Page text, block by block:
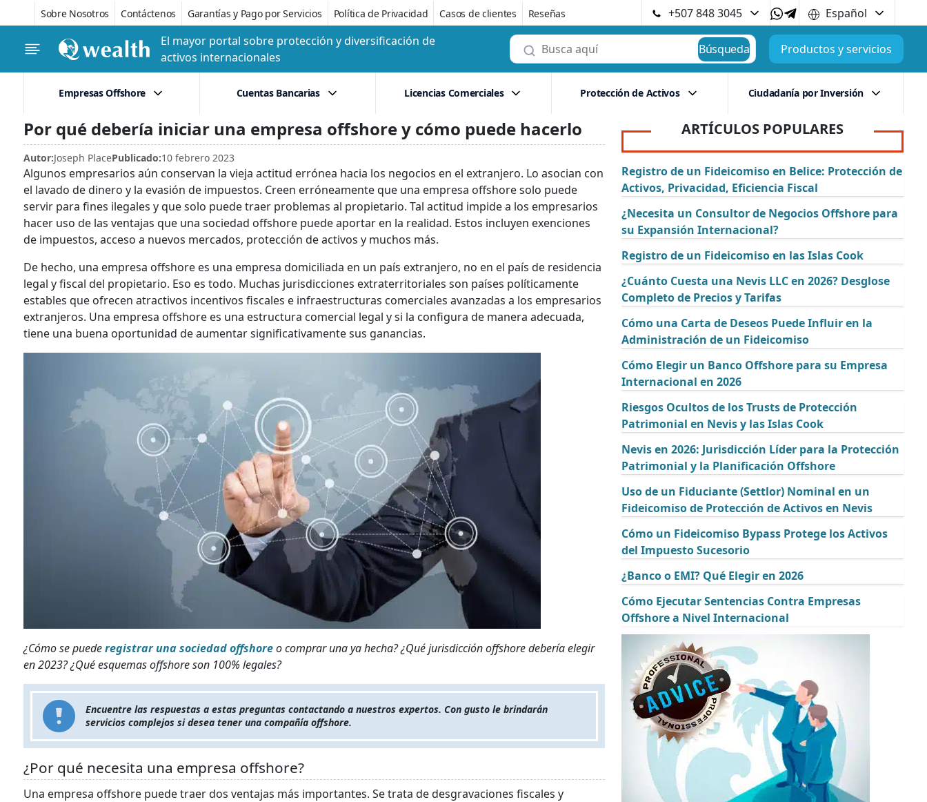
Sobre Nosotros Contáctenos Garantías y Pago por Servicios Política de Privacidad Casos de clientes Reseñas +507 848 3045
Español
El mayor portal sobre protección y diversificación de
activos internacionales
Búsqueda Productos y servicios
Empresas Offshore Cuentas Bancarias Licencias Comerciales Protección de Activos Ciudadanía por Inversión
Por qué debería iniciar una empresa offshore y cómo puede hacerlo
Autor:Joseph PlacePublicado:10 febrero 2023
Algunos empresarios aún conservan la vieja actitud errónea hacia los negocios en el extranjero. Lo asocian con
el lavado de dinero y la evasión de impuestos. Creen erróneamente que una empresa offshore solo puede
servir para fines ilegales y que solo puede traer problemas al propietario. Tal actitud impide a los empresarios
hacer uso de las ventajas que una sociedad offshore puede aportar en la realidad. Estos incluyen exenciones
de impuestos, acceso a nuevos mercados, protección de activos y muchos más.
De hecho, una empresa offshore es una empresa domiciliada en un país extranjero, no en el país de residencia
legal y fiscal del propietario. Eso es todo. Muchas jurisdicciones extraterritoriales son países políticamente
estables que ofrecen atractivos incentivos fiscales e infraestructuras comerciales avanzadas a los empresarios
extranjeros. Una empresa offshore es una estructura comercial legal y si la configura de manera adecuada,
tiene una buena oportunidad de aumentar significativamente sus ganancias.
¿Cómo se puederegistrar una sociedad offshoreo comprar una ya hecha? ¿Qué jurisdicción offshore debería elegir
en 2023? ¿Qué esquemas offshore son 100% legales?
Encuentre las respuestas a estas preguntas contactando a nuestros expertos. Con gusto le brindarán
servicios complejos si desea tener una compañía offshore.
¿Por qué necesita una empresa offshore?
Una empresa offshore puede traer dos ventajas más importantes. Se trata de desgravaciones fiscales y
ARTÍCULOS POPULARES
Registro de un Fideicomiso en Belice: Protección de
Activos, Privacidad, Eficiencia Fiscal
¿Necesita un Consultor de Negocios Offshore para
su Expansión Internacional?
Registro de un Fideicomiso en las Islas Cook
¿Cuánto Cuesta una Nevis LLC en 2026? Desglose
Completo de Precios y Tarifas
Cómo una Carta de Deseos Puede Influir en la
Administración de un Fideicomiso
Cómo Elegir un Banco Offshore para su Empresa
Internacional en 2026
Riesgos Ocultos de los Trusts de Protección
Patrimonial en Nevis y las Islas Cook
Nevis en 2026: Jurisdicción Líder para la Protección
Patrimonial y la Planificación Offshore
Uso de un Fiduciante (Settlor) Nominal en un
Fideicomiso de Protección de Activos en Nevis
Cómo un Fideicomiso Bypass Protege los Activos
del Impuesto Sucesorio
¿Banco o EMI? Qué Elegir en 2026
Cómo Ejecutar Sentencias Contra Empresas
Offshore a Nivel Internacional